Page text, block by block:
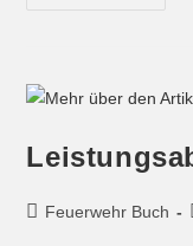
Feuerwehr Buch